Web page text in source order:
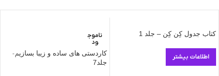
کتاب جدول کِن کِن – جلد 1
اطلاعات بیشتر
ناموج
ود
کاردستی های ساده و زیبا بسازیم-
جلد7